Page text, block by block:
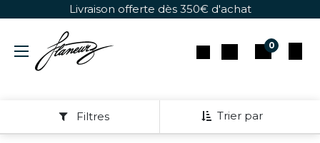
Se rendre au contenuLivraison offerte dès 350€ d'achat
0
Trier par
Filtres